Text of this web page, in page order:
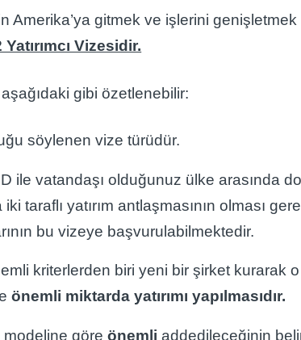
Amerika’ya gitmek ve işlerini genişletmek
Yatırımcı Vizesidir.
gibi özetlenebilir:
söylenen vize türüdür.
ile vatandaşı olduğunuz ülke arasında
taraflı yatırım antlaşmasının olması
bu vizeye başvurulabilmektedir.
kriterlerden biri yeni bir şirket kurarak
önemli miktarda yatırımı yapılmasıdır.
modeline göreönemli addedileceğinin